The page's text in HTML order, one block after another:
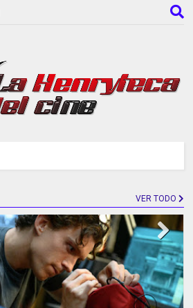
VER TODO